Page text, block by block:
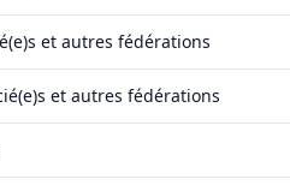
et autres fédérations
et autres fédérations